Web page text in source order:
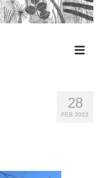
28
FEB 2022